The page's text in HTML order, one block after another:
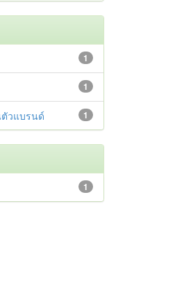
1
1
1
วแบรนด์
1